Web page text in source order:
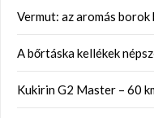
Vermut: az aromás
A bőrtáska kellékek
Kukirin G2 Master – 60